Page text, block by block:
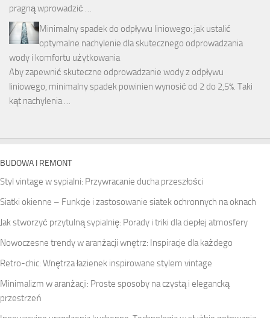
pragną wprowadzić …
Minimalny spadek do odpływu liniowego: jak ustalić
optymalne nachylenie dla skutecznego odprowadzania
wody i komfortu użytkowania
Aby zapewnić skuteczne odprowadzanie wody z odpływu
liniowego, minimalny spadek powinien wynosić od 2 do 2,5%. Taki
kąt nachylenia …
BUDOWA I REMONT
Styl vintage w sypialni: Przywracanie ducha przeszłości
Siatki okienne – Funkcje i zastosowanie siatek ochronnych na oknach
Jak stworzyć przytulną sypialnię: Porady i triki dla ciepłej atmosfery
Nowoczesne trendy w aranżacji wnętrz: Inspiracje dla każdego
Retro-chic: Wnętrza łazienek inspirowane stylem vintage
Minimalizm w aranżacji: Proste sposoby na czystą i elegancką
przestrzeń